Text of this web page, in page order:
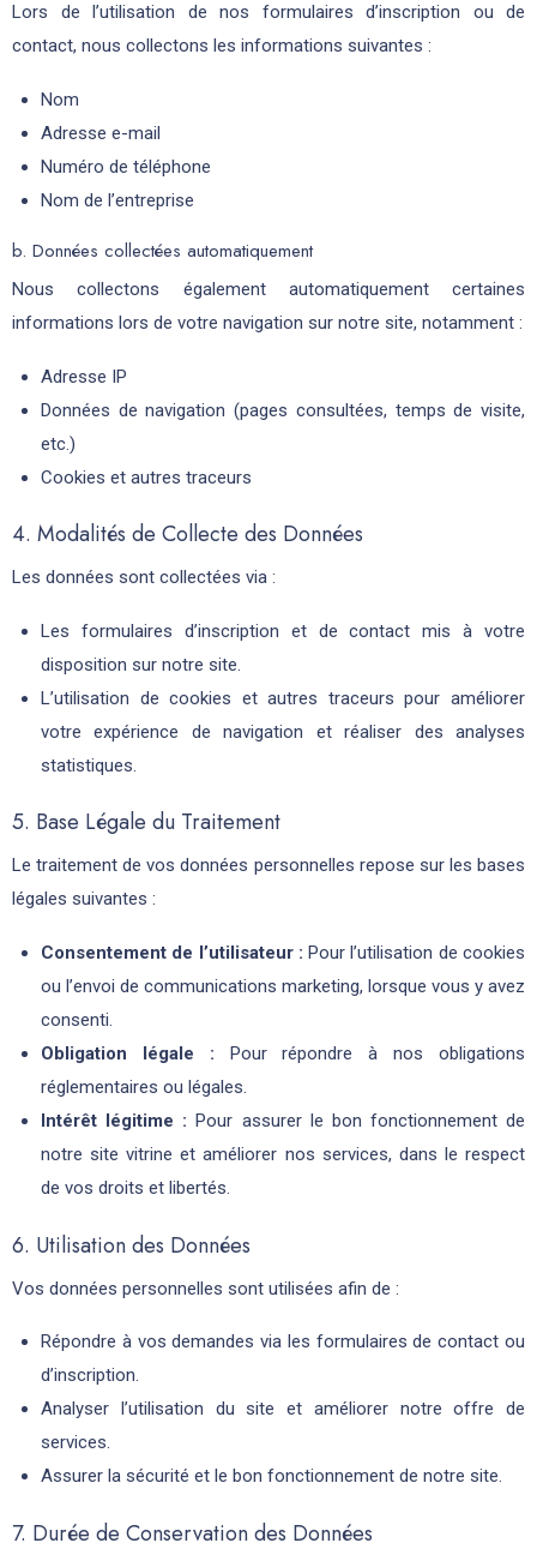
Lors de l’utilisation de nos formulaires d’inscription ou de
contact, nous collectons les informations suivantes :
Nom
Adresse e-mail
Numéro de téléphone
Nom de l’entreprise
b. Données collectées automatiquement
Nous collectons également automatiquement certaines
informations lors de votre navigation sur notre site, notamment :
Adresse IP
Données de navigation (pages consultées, temps de visite,
etc.)
Cookies et autres traceurs
4. Modalités de Collecte des Données
Les données sont collectées via :
Les formulaires d’inscription et de contact mis à votre
disposition sur notre site.
L’utilisation de cookies et autres traceurs pour améliorer
votre expérience de navigation et réaliser des analyses
statistiques.
5. Base Légale du Traitement
Le traitement de vos données personnelles repose sur les bases
légales suivantes :
Consentement de l’utilisateur : Pour l’utilisation de cookies
ou l’envoi de communications marketing, lorsque vous y avez
consenti.
Obligation légale : Pour répondre à nos obligations
réglementaires ou légales.
Intérêt légitime : Pour assurer le bon fonctionnement de
notre site vitrine et améliorer nos services, dans le respect
de vos droits et libertés.
6. Utilisation des Données
Vos données personnelles sont utilisées afin de :
Répondre à vos demandes via les formulaires de contact ou
d’inscription.
Analyser l’utilisation du site et améliorer notre offre de
services.
Assurer la sécurité et le bon fonctionnement de notre site.
7. Durée de Conservation des Données